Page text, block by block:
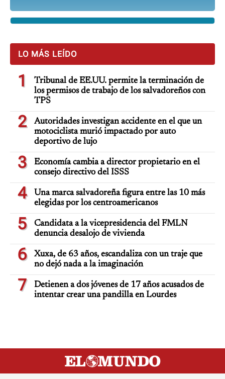
LO MÁS LEÍDO
1
Tribunal de EE.UU. permite la terminación de
los permisos de trabajo de los salvadoreños con
TPS
2
Autoridades investigan accidente en el que un
motociclista murió impactado por auto
deportivo de lujo
3
Economía cambia a director propietario en el
consejo directivo del ISSS
4
Una marca salvadoreña figura entre las 10 más
elegidas por los centroamericanos
5
Candidata a la vicepresidencia del FMLN
denuncia desalojo de vivienda
6
Xuxa, de 63 años, escandaliza con un traje que
no dejó nada a la imaginación
7
Detienen a dos jóvenes de 17 años acusados de
intentar crear una pandilla en Lourdes